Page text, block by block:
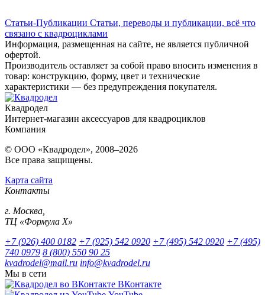
Статьи-Публикации Статьи, переводы и публикации, всё что
связано с квадроциклами
Информация, размещенная на сайте, не является публичной
офертой.
Производитель оставляет за собой право вносить изменения в
товар: конструкцию, форму, цвет и технические
характеристики — без предупреждения покупателя.
Квадродел
Интернет-магазин аксессуаров для квадроциклов
Компания
© ООО «Квадродел», 2008–2026
Все права защищены.
Карта сайта
Контакты
г. Москва,
ТЦ «Формула Х»
+7 (926) 400 0182 +7 (925) 542 0920 +7 (495) 542 0920 +7 (495)
740 0979 8 (800) 550 90 25
kvadrodel@mail.ru info@kvadrodel.ru
Мы в сети
ВКонтакте